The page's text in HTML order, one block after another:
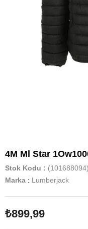
4M Ml Star
Stok Kodu
(101688094)
Marka : Lumberjack
₺899,99